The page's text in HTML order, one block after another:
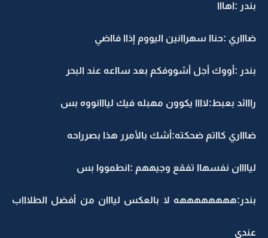
بندر :اهااا
ضاااري :حناا سهراانين اليووم إذاا فااضي
بندر :أووك أجل أشووفكم بعد سااعه عند البحر
رااائد بعبط:لاااا يكوون مهبله فيك ليااانووه بس
ضاااري كااتم ضحكته:أشك بالأمرر هذا بصرراحه
لياااان نفسهاا تفقع وجيههم :انطمووا بس
بندر:ههههههههه لا بالعكس ليااان من أفضل الطلاااب
عندي